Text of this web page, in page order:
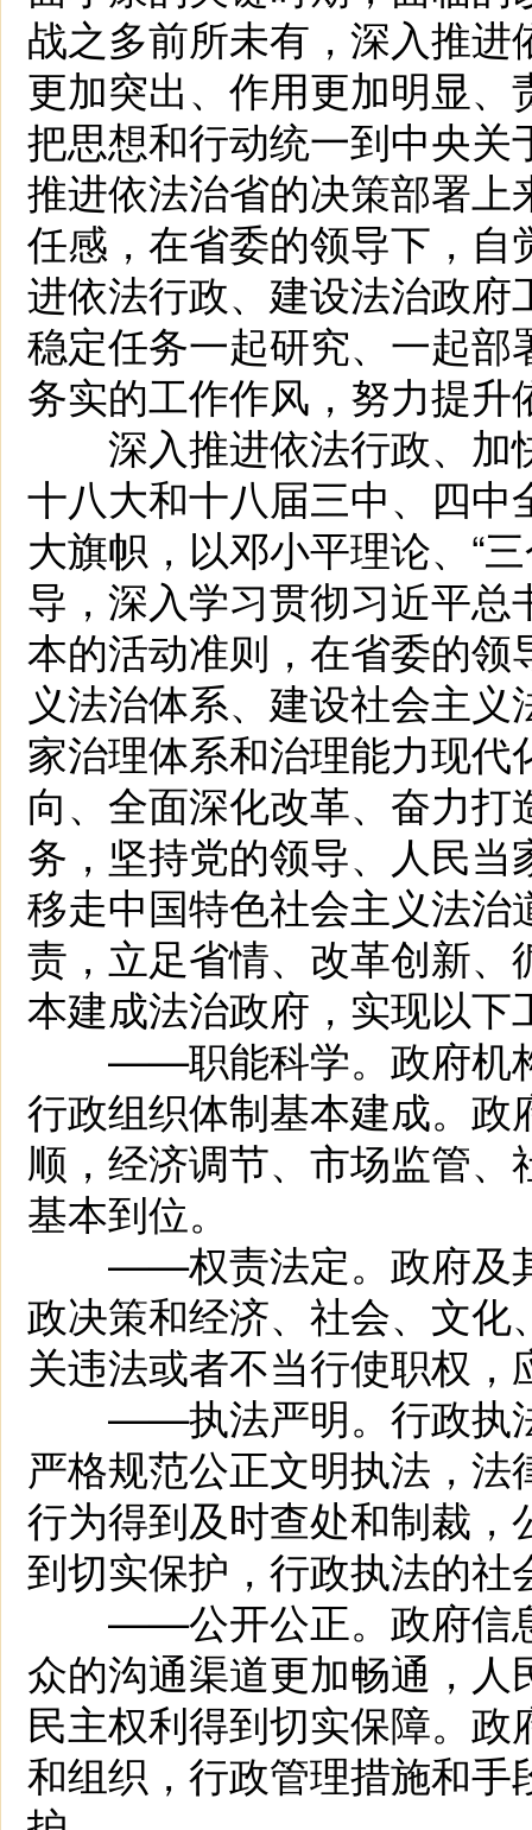
战之多前所未有，深入推
更加突出、作用更加明显
把思想和行动统一到中央
推进依法治省的决策部署
任感，在省委的领导下，
进依法行政、建设法治政
稳定任务一起研究、一起
务实的工作作风，努力提
深入推进依法行政、加
十八大和十八届三中、四
大旗帜，以邓小平理论、“
导，深入学习贯彻习近平
本的活动准则，在省委的
义法治体系、建设社会主
家治理体系和治理能力现代
向、全面深化改革、奋力打
务，坚持党的领导、人民
移走中国特色社会主义法
责，立足省情、改革创新
本建成法治政府，实现以下
——职能科学。政府机构
行政组织体制基本建成。
顺，经济调节、市场监管
基本到位。
——权责法定。政府及其
政决策和经济、社会、文
关违法或者不当行使职权
——执法严明。行政执法
严格规范公正文明执法，
行为得到及时查处和制裁
到切实保护，行政执法的社
——公开公正。政府信息
众的沟通渠道更加畅通，
民主权利得到切实保障。
和组织，行政管理措施和